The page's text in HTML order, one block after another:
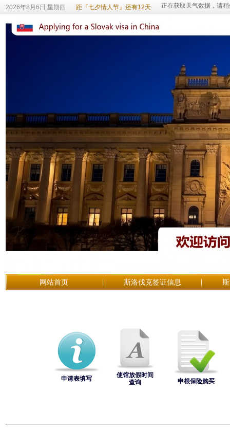
2026年8月6日 星期四 距『七夕情人节』还有12天
网站首页 斯洛伐克签证信息
申请表填写
使馆放假时间
查询
申根保险购买